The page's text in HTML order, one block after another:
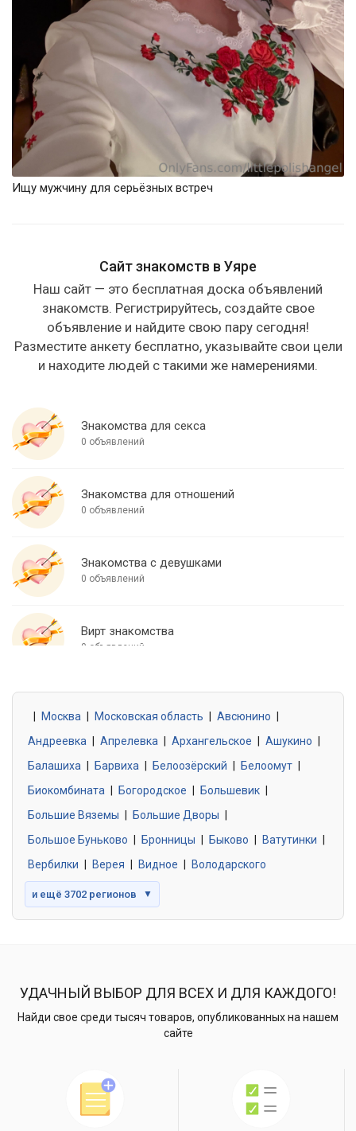
Ищу мужчину для серьёзных встреч
Сайт знакомств в Уяре
Наш сайт — это бесплатная доска объявлений
знакомств. Регистрируйтесь, создайте свое
объявление и найдите свою пару сегодня!
Разместите анкету бесплатно, указывайте свои цели
и находите людей с такими же намерениями.
Знакомства для секса
0 объявлений
Знакомства для отношений
0 объявлений
Знакомства с девушками
0 объявлений
Вирт знакомства
0 объявлений
0 объявлений
Знакомства без обязательств
0 объявлений
Москва Московская область Авсюнино
Андреевка
Апрелевка Архангельское Ашукино
Балашиха
Барвиха Белоозёрский Белоомут
Биокомбината
Богородское Большевик
Большие Вяземы
Большие Дворы
Большое Буньково
Бронницы Быково Ватутинки
Вербилки
Верея Видное Володарского
и ещё 3702 регионов ▼
УДАЧНЫЙ ВЫБОР ДЛЯ ВСЕХ И ДЛЯ КАЖДОГО!
Найди свое среди тысяч товаров, опубликованных на нашем
сайте